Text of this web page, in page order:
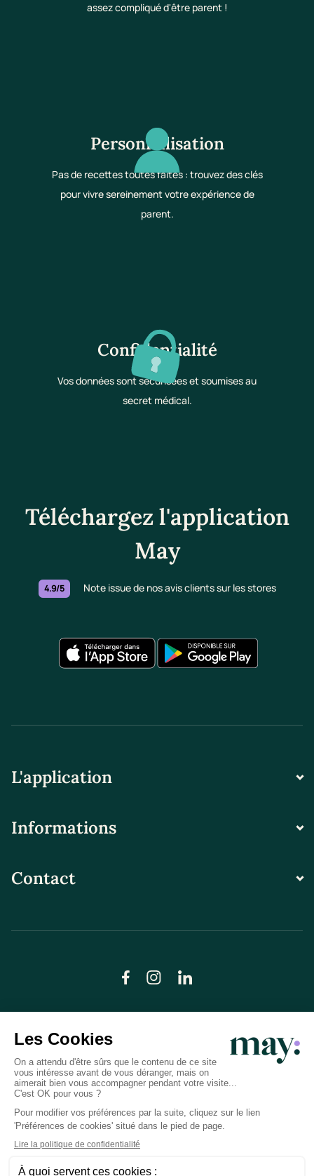
assez compliqué d'être parent !
Personnalisation
Pas de recettes toutes faites : trouvez des clés
pour vivre sereinement votre expérience de
parent.
Confidentialité
Vos données sont sécurisées et soumises au
secret médical.
Téléchargez l'application
May
4.9/5 Note issue de nos avis clients sur les stores
L'application
Informations
Contact
© LN CARE 2026
Politique de confidentialité
Conditions générales d’utilisation
Plan du site